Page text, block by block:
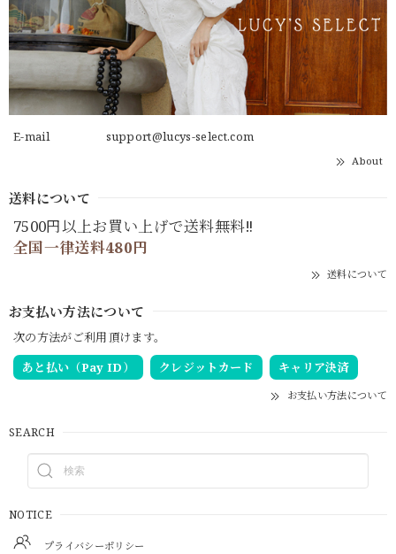
E-mail support@lucys-select.com
About
送料について
7500円以上お買い上げで送料無料‼
全国一律送料480円
送料について
お支払い方法について
次の方法がご利用頂けます。
あと払い（Pay ID）
クレジットカード キャリア決済
お支払い方法について
SEARCH
NOTICE
プライバシーポリシー